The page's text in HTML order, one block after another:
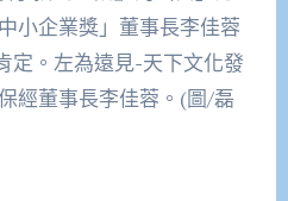
小企業獎」董事長李佳蓉
定。左為遠見-天下文化發
經董事長李佳蓉。(圖/磊